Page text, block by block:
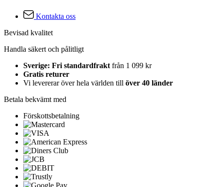
Kontakta oss
Bevisad kvalitet
Handla säkert och pålitligt
Sverige: Fri standardfrakt från 1 099 kr
Gratis returer
Vi levererar över hela världen till över 40 länder
Betala bekvämt med
Förskottsbetalning